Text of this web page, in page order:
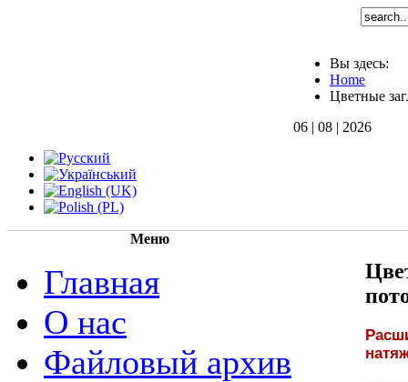
Вы здесь:
Home
Цветные
06 | 08 | 2026
Меню
Главная
О нас
Файловый архив